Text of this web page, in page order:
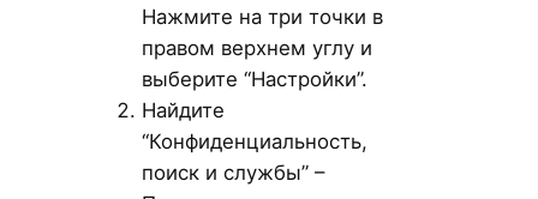
Нажмите на три точки в
правом верхнем углу и
выберите “Настройки”.
Найдите
“Конфиденциальность,
поиск и службы” –